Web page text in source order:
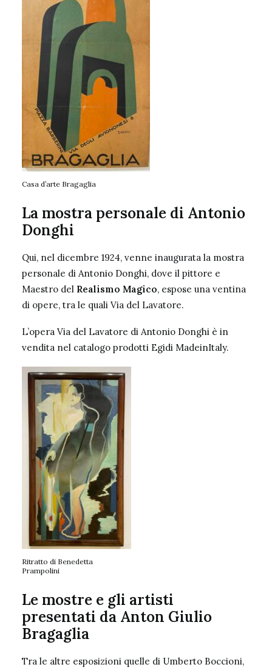
Casa d’arte Bragaglia
La mostra personale di Antonio
Donghi
Qui, nel dicembre 1924, venne inaugurata la mostra
personale di Antonio Donghi, dove il pittore e
Maestro del Realismo Magico, espose una ventina
di opere, tra le quali Via del Lavatore.
L’opera Via del Lavatore di Antonio Donghi è in
vendita nel catalogo prodotti Egidi MadeinItaly.
Ritratto di Benedetta
Prampolini
Le mostre e gli artisti
presentati da Anton Giulio
Bragaglia
Tra le altre esposizioni quelle di Umberto Boccioni,